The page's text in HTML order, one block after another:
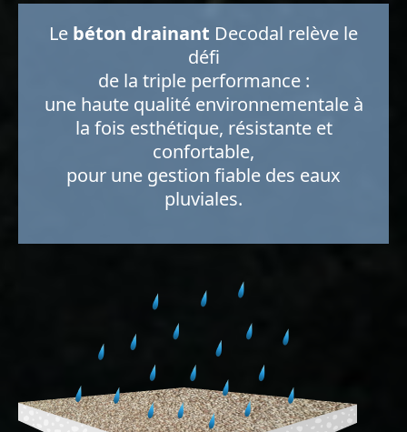
Le béton drainant Decodal relève le
défi
de la triple performance :
une haute qualité environnementale à
la fois esthétique, résistante et
confortable,
pour une gestion fiable des eaux
pluviales.